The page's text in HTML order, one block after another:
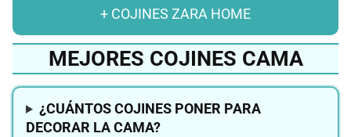
+ COJINES ZARA HOME
MEJORES COJINES CAMA
¿CUÁNTOS COJINES PONER PARA
DECORAR LA CAMA?